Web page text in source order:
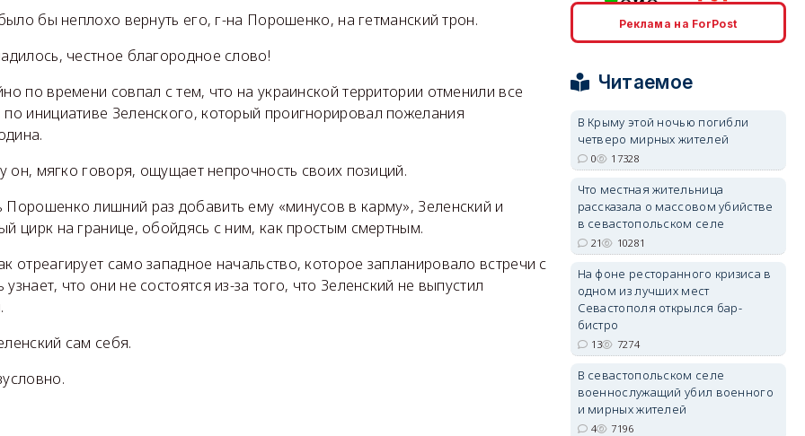
бы неплохо вернуть его, г-на Порошенко, на гетманский трон.
честное благородное слово!
по времени совпал с тем, что на украинской территории отменили все
инициативе Зеленского, который проигнорировал пожелания
он, мягко говоря, ощущает непрочность своих позиций.
лишний раз добавить ему «минусов в карму», Зеленский и
цирк на границе, обойдясь с ним, как простым смертным.
отреагирует само западное начальство, которое запланировало встречи с
что они не состоятся из-за того, что Зеленский не выпустил
сам себя.
erid: 2SDnjcrDNw6
erid: 2SDnjdvhGXG
Реклама на ForPost
Читаемое
В Крыму этой ночью погибли
четверо мирных жителей
0 17328
Что местная жительница
рассказала о массовом убийстве
в севастопольском селе
21 10281
На фоне ресторанного кризиса в
одном из лучших мест
Севастополя открылся бар-
бистро
13 7274
В севастопольском селе
военнослужащий убил военного
и мирных жителей
4 7196